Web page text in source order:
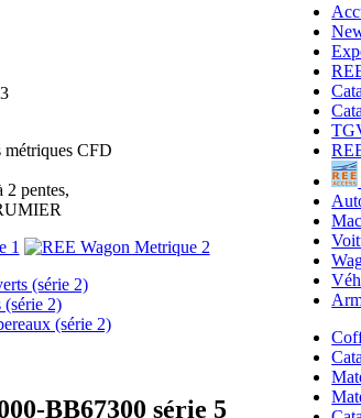
métriques CFD
pentes,
(série 2)
(série 2)
(série 2)
BB67300 série 5